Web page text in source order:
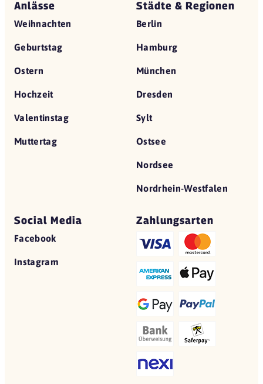
Anlässe
Weihnachten
Geburtstag
Ostern
Hochzeit
Valentinstag
Muttertag
Städte & Regionen
Berlin
Hamburg
München
Dresden
Sylt
Ostsee
Nordsee
Nordrhein-Westfalen
Social Media
Facebook
Instagram
Zahlungsarten